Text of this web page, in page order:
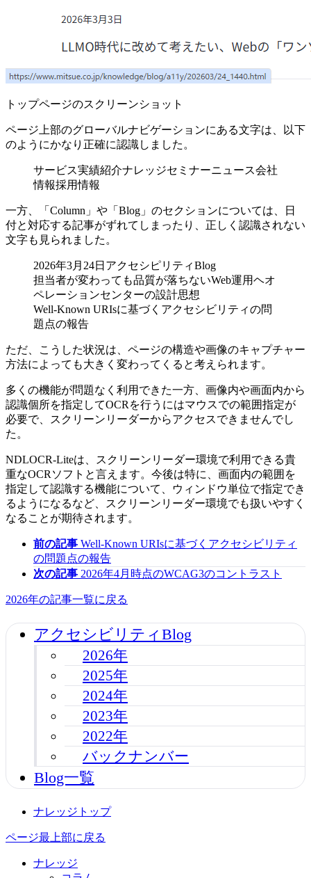
トップページのスクリーンショット
ページ上部のグローバルナビゲーションにある文字は、以下
のようにかなり正確に認識しました。
サービス実績紹介ナレッジセミナーニュース会社
情報採用情報
一方、「Column」や「Blog」のセクションについては、日
付と対応する記事がずれてしまったり、正しく認識されない
文字も見られました。
2026年3月24日アクセシピリティBlog
担当者が変わっても品質が落ちないWeb運用ヘオ
ペレーションセンターの設計思想
Well-Known URIsに基づくアクセシビリティの問
題点の報告
ただ、こうした状況は、ページの構造や画像のキャプチャー
方法によっても大きく変わってくると考えられます。
多くの機能が問題なく利用できた一方、画像内や画面内から
認識個所を指定してOCRを行うにはマウスでの範囲指定が
必要で、スクリーンリーダーからアクセスできませんでし
た。
NDLOCR-Liteは、スクリーンリーダー環境で利用できる貴
重なOCRソフトと言えます。今後は特に、画面内の範囲を
指定して認識する機能について、ウィンドウ単位で指定でき
るようになるなど、スクリーンリーダー環境でも扱いやすく
なることが期待されます。
前の記事 Well-Known URIsに基づくアクセシビリティ
の問題点の報告
次の記事 2026年4月時点のWCAG3のコントラスト
2026年の記事一覧に戻る
アクセシビリティBlog
2026年
2025年
2024年
2023年
2022年
バックナンバー
Blog一覧
ナレッジトップ
ページ最上部に戻る
ナレッジ